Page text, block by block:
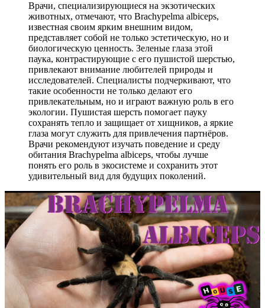
Врачи, специализирующиеся на экзотических
животных, отмечают, что Brachypelma albiceps,
известная своим ярким внешним видом,
представляет собой не только эстетическую, но и
биологическую ценность. Зеленые глаза этой
паука, контрастирующие с его пушистой шерстью,
привлекают внимание любителей природы и
исследователей. Специалисты подчеркивают, что
такие особенности не только делают его
привлекательным, но и играют важную роль в его
экологии. Пушистая шерсть помогает пауку
сохранять тепло и защищает от хищников, а яркие
глаза могут служить для привлечения партнёров.
Врачи рекомендуют изучать поведение и среду
обитания Brachypelma albiceps, чтобы лучше
понять его роль в экосистеме и сохранить этот
удивительный вид для будущих поколений.